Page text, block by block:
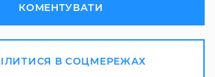
КОМЕНТУВАТИ
В СОЦМЕРЕЖАХ